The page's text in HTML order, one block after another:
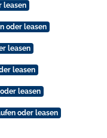
leasen
oder leasen
leasen
leasen
leasen
oder leasen